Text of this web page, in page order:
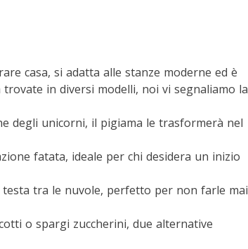
casa, si adatta alle stanze moderne ed è
in diversi modelli, noi vi segnaliamo la
degli unicorni, il pigiama le trasformerà nel
fatata, ideale per chi desidera un inizio
tra le nuvole, perfetto per non farle mai
o spargi zuccherini, due alternative